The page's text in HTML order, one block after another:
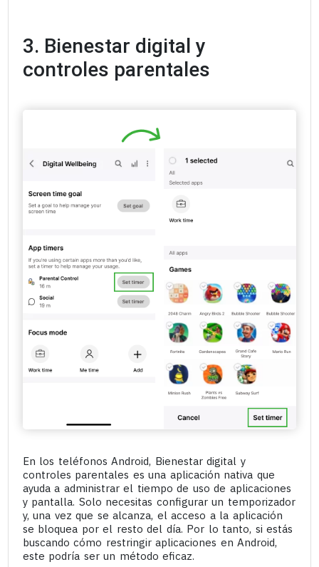
3. Bienestar digital y
controles parentales
En los teléfonos Android, Bienestar digital y
controles parentales es una aplicación nativa que
ayuda a administrar el tiempo de uso de aplicaciones
y pantalla. Solo necesitas configurar un temporizador
y, una vez que se alcanza, el acceso a la aplicación
se bloquea por el resto del día. Por lo tanto, si estás
buscando cómo restringir aplicaciones en Android,
este podría ser un método eficaz.